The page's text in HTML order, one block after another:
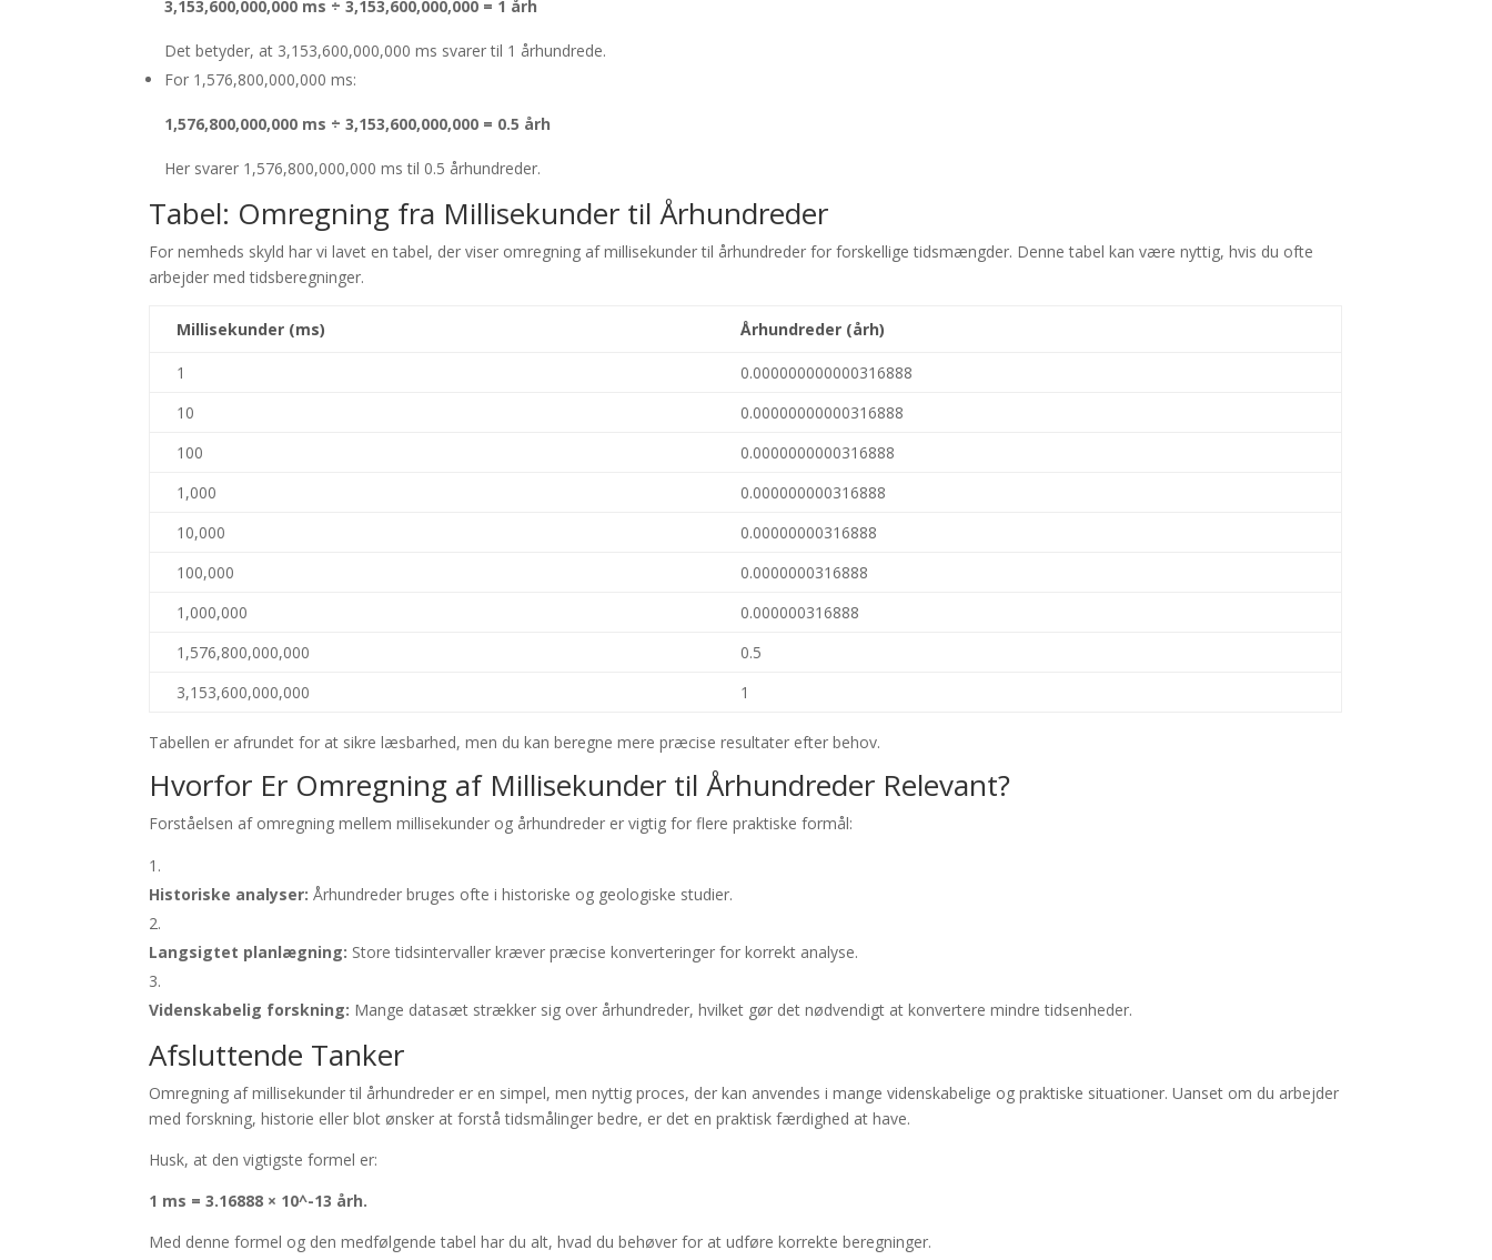
3,153,600,000,000 ms ÷ 3,153,600,000,000 = 1 årh
Det betyder, at 3,153,600,000,000 ms svarer til 1 århundrede.
For 1,576,800,000,000 ms:
1,576,800,000,000 ms ÷ 3,153,600,000,000 = 0.5 årh
Her svarer 1,576,800,000,000 ms til 0.5 århundreder.
Tabel: Omregning fra Millisekunder til Århundreder
For nemheds skyld har vi lavet en tabel, der viser omregning af millisekunder til århundreder for forskellige tidsmængder. Denne tabel kan være nyttig, hvis du ofte
arbejder med tidsberegninger.
Millisekunder (ms) Århundreder (årh)
1
0.000000000000316888
10
0.00000000000316888
100
0.0000000000316888
1,000
0.000000000316888
10,000
0.00000000316888
100,000
0.0000000316888
1,000,000
0.000000316888
1,576,800,000,000
0.5
3,153,600,000,000
1
Tabellen er afrundet for at sikre læsbarhed, men du kan beregne mere præcise resultater efter behov.
Hvorfor Er Omregning af Millisekunder til Århundreder Relevant?
Forståelsen af omregning mellem millisekunder og århundreder er vigtig for flere praktiske formål:
Historiske analyser: Århundreder bruges ofte i historiske og geologiske studier.
Langsigtet planlægning: Store tidsintervaller kræver præcise konverteringer for korrekt analyse.
Videnskabelig forskning: Mange datasæt strækker sig over århundreder, hvilket gør det nødvendigt at konvertere mindre tidsenheder.
Afsluttende Tanker
Omregning af millisekunder til århundreder er en simpel, men nyttig proces, der kan anvendes i mange videnskabelige og praktiske situationer. Uanset om du arbejder
med forskning, historie eller blot ønsker at forstå tidsmålinger bedre, er det en praktisk færdighed at have.
Husk, at den vigtigste formel er:
1 ms = 3.16888 × 10^-13 årh.
Med denne formel og den medfølgende tabel har du alt, hvad du behøver for at udføre korrekte beregninger.